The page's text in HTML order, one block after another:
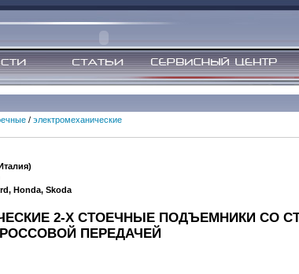
/ электромеханические
Honda, Skoda
2-Х СТОЕЧНЫЕ ПОДЪЕМНИКИ СО
ПЕРЕДАЧЕЙ